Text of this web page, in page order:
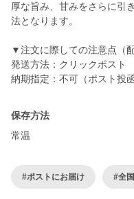
厚な旨み、甘みをさらに引
法となります。
▼注文に際しての注意点（
発送方法：クリックポスト
納期指定：不可（ポスト投
保存方法
常温
#ポストにお届け #全